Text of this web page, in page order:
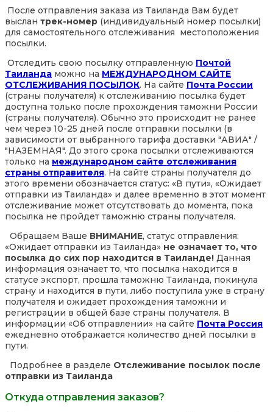
После отправления заказа из Таиланда Вам будет
выслан трек-номер (индивидуальный номер посылки)
для самостоятельного отслеживания местоположения
посылки.
Отследить свою посылку отправленную Почтой
Таиланда можно на МЕЖДУНАРОДНОМ САЙТЕ
ОТСЛЕЖИВАНИЯ ПОСЫЛОК. На сайте Почта России
(страны получателя) к отслеживанию посылка будет
доступна только после прохождения таможни России
(страны получателя). Обычно это происходит не ранее
чем через 10-25 дней после отправки посылки (в
зависимости от выбранного тарифа доставки "АВИА" /
"НАЗЕМНАЯ". До этого срока посылки отслеживаются
только на международном сайте отслеживания
страны отправителя. На сайте страны получателя до
этого времени обозначается статус: «В пути», «Ожидает
отправки из Таиланда» и далее временно в этот момент
отслеживание может отсутствовать до момента, пока
посылка не пройдет таможню страны получателя.
Обращаем Ваше ВНИМАНИЕ, статус отправления:
«Ожидает отправки из Таиланда» не означает то, что
посылка до сих пор находится в Таиланде! Данная
информация означает то, что посылка находится в
статусе экспорт, прошла таможню Таиланда, покинула
страну и находится в пути, либо поступила уже в страну
получателя и ожидает прохождения таможни и
регистрации в общей базе страны получателя. В
информации «Об отправлении» на сайте Почта Россия
ежедневно отображается количество дней посылки в
пути.
Подробнее в разделе Отслеживание посылок после
отправки из Таиланда
Откуда отправления заказов?